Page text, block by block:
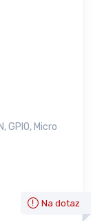
GPIO, Micro
Na dotaz